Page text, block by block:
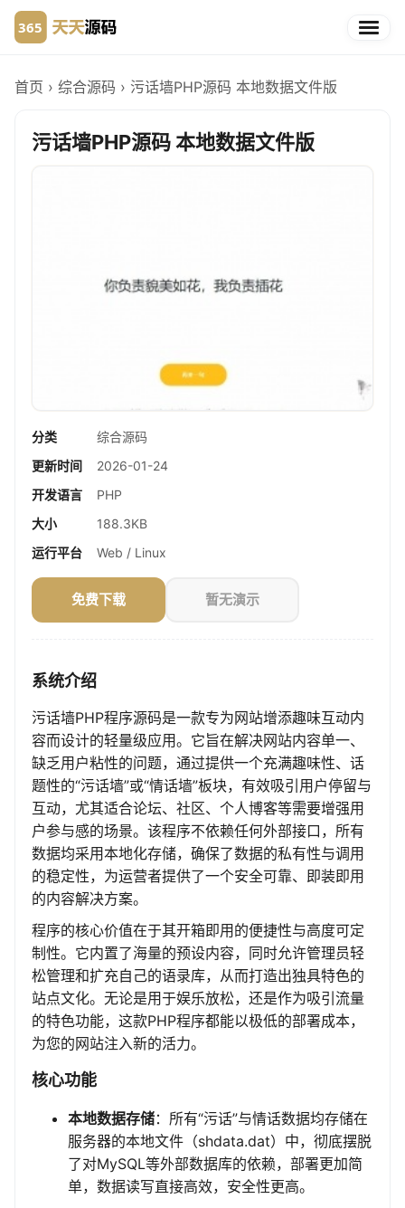
首页 › 综合源码 › 污话墙PHP源码 本地数据文件版
污话墙PHP源码 本地数据文件版
分类
综合源码
更新时间
2026-01-24
开发语言
PHP
大小
188.3KB
运行平台
Web / Linux
免费下载 暂无演示
系统介绍
污话墙PHP程序源码是一款专为网站增添趣味互动内
容而设计的轻量级应用。它旨在解决网站内容单一、
缺乏用户粘性的问题，通过提供一个充满趣味性、话
题性的“污话墙”或“情话墙”板块，有效吸引用户停留与
互动，尤其适合论坛、社区、个人博客等需要增强用
户参与感的场景。该程序不依赖任何外部接口，所有
数据均采用本地化存储，确保了数据的私有性与调用
的稳定性，为运营者提供了一个安全可靠、即装即用
的内容解决方案。
程序的核心价值在于其开箱即用的便捷性与高度可定
制性。它内置了海量的预设内容，同时允许管理员轻
松管理和扩充自己的语录库，从而打造出独具特色的
站点文化。无论是用于娱乐放松，还是作为吸引流量
的特色功能，这款PHP程序都能以极低的部署成本，
为您的网站注入新的活力。
核心功能
本地数据存储：所有“污话”与情话数据均存储在
服务器的本地文件（shdata.dat）中，彻底摆脱
了对MySQL等外部数据库的依赖，部署更加简
单，数据读写直接高效，安全性更高。